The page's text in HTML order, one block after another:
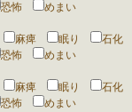
恐怖
めまい
麻痺 眠り
石
恐怖
めまい
麻痺 眠り
石
恐怖 めまい